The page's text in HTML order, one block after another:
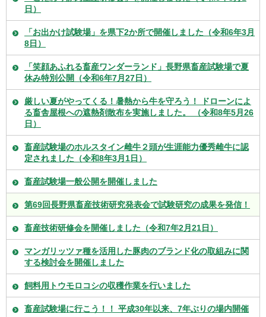
日）
「お出かけ試験場」を県下2か所で開催しました（令和6年3月
8日）
「笑顔あふれる畜産ワンダーランド」長野県畜産試験場で夏
休み特別公開（令和6年7月27日）
厳しい夏がやってくる！暑熱から牛を守ろう！ ドローンによ
る畜舎屋根への遮熱剤散布を実施しました。 （令和8年5月26
日）
畜産試験場のホルスタイン雌牛２頭が生涯能力優秀雌牛に認
定されました（令和8年3月1日）
畜産試験場一般公開を開催しました
第69回長野県畜産技術研究発表会で試験研究の成果を発信！
畜産技術研修会を開催しました（令和7年2月21日）
マンガリッツァ種を活用した豚肉のブランド化の取組みに関
する検討会を開催しました
飼料用トウモロコシの収穫作業を行いました
畜産試験場に行こう！！ 平成30年以来、7年ぶりの場内開催